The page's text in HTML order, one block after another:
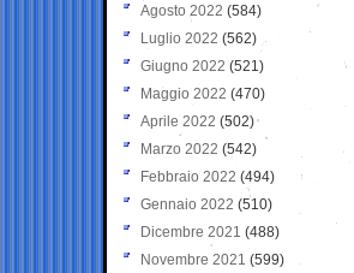
Agosto 2022 (584)
Luglio 2022 (562)
Giugno 2022 (521)
Maggio 2022 (470)
Aprile 2022 (502)
Marzo 2022 (542)
Febbraio 2022 (494)
Gennaio 2022 (510)
Dicembre 2021 (488)
Novembre 2021 (599)